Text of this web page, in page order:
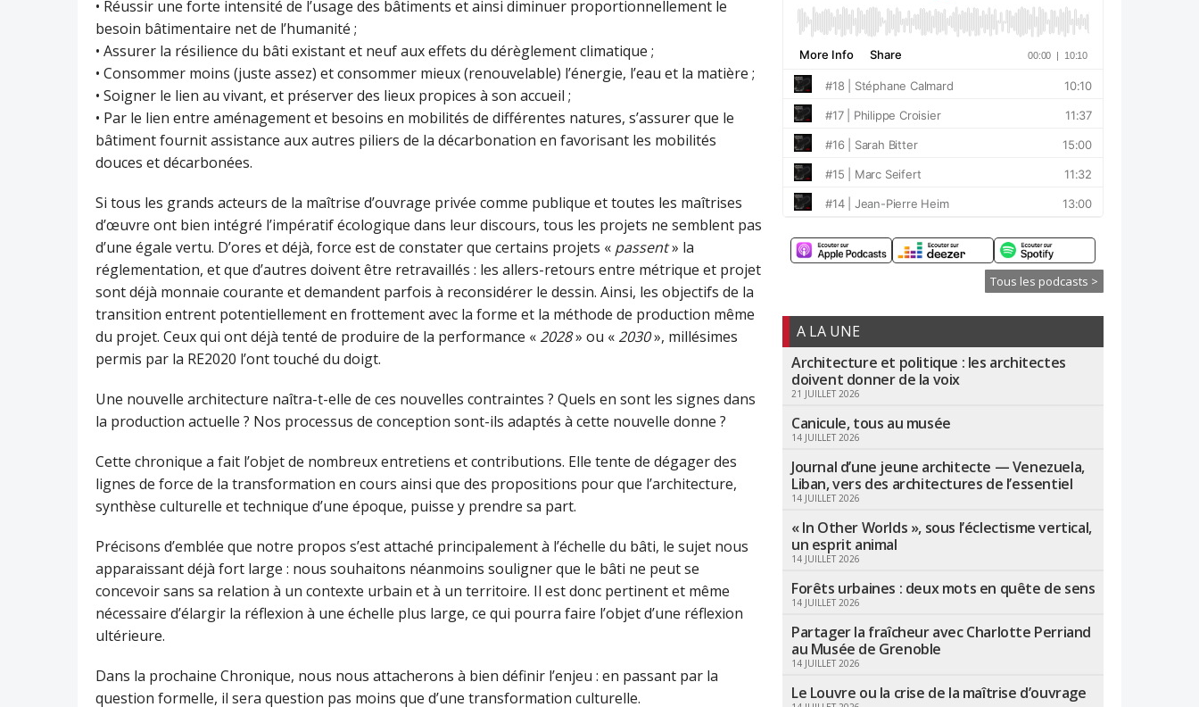
• Réussir une forte intensité de l’usage des bâtiments et ainsi diminuer proportionnellement le
besoin bâtimentaire net de l’humanité ;
• Assurer la résilience du bâti existant et neuf aux effets du dérèglement climatique ;
• Consommer moins (juste assez) et consommer mieux (renouvelable) l’énergie, l’eau et la matière ;
• Soigner le lien au vivant, et préserver des lieux propices à son accueil ;
• Par le lien entre aménagement et besoins en mobilités de différentes natures, s’assurer que le
bâtiment fournit assistance aux autres piliers de la décarbonation en favorisant les mobilités
douces et décarbonées.
Si tous les grands acteurs de la maîtrise d’ouvrage privée comme publique et toutes les maîtrises
d’œuvre ont bien intégré l’impératif écologique dans leur discours, tous les projets ne semblent pas
d’une égale vertu. D’ores et déjà, force est de constater que certains projets « passent» la
réglementation, et que d’autres doivent être retravaillés : les allers-retours entre métrique et projet
sont déjà monnaie courante et demandent parfois à reconsidérer le dessin. Ainsi, les objectifs de la
transition entrent potentiellement en frottement avec la forme et la méthode de production même
du projet. Ceux qui ont déjà tenté de produire de la performance « 2028» ou « 2030», millésimes
permis par la RE2020 l’ont touché du doigt.
Une nouvelle architecture naîtra-t-elle de ces nouvelles contraintes ? Quels en sont les signes dans
la production actuelle ? Nos processus de conception sont-ils adaptés à cette nouvelle donne ?
Cette chronique a fait l’objet de nombreux entretiens et contributions. Elle tente de dégager des
lignes de force de la transformation en cours ainsi que des propositions pour que l’architecture,
synthèse culturelle et technique d’une époque, puisse y prendre sa part.
Précisons d’emblée que notre propos s’est attaché principalement à l’échelle du bâti, le sujet nous
apparaissant déjà fort large : nous souhaitons néanmoins souligner que le bâti ne peut se
concevoir sans sa relation à un contexte urbain et à un territoire. Il est donc pertinent et même
nécessaire d’élargir la réflexion à une échelle plus large, ce qui pourra faire l’objet d’une réflexion
ultérieure.
Dans la prochaine Chronique, nous nous attacherons à bien définir l’enjeu : en passant par la
question formelle, il sera question pas moins que d’une transformation culturelle.
Tous les podcasts >
A LA UNE
Architecture et politique : les architectes
doivent donner de la voix
21 JUILLET 2026
Canicule, tous au musée
14 JUILLET 2026
Journal d’une jeune architecte — Venezuela,
Liban, vers des architectures de l’essentiel
14 JUILLET 2026
« In Other Worlds », sous l’éclectisme vertical,
un esprit animal
14 JUILLET 2026
Forêts urbaines : deux mots en quête de sens
14 JUILLET 2026
Partager la fraîcheur avec Charlotte Perriand
au Musée de Grenoble
14 JUILLET 2026
Le Louvre ou la crise de la maîtrise d’ouvrage